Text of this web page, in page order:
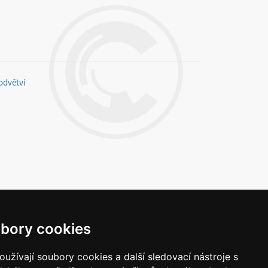
cookies
soubory cookies a další sledovací nástroje s
Napište nám
Vaše náměty, komentáře, připomínky a